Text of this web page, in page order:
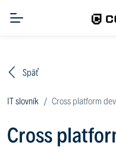
Späť
IT slovník Cross platform
Cross